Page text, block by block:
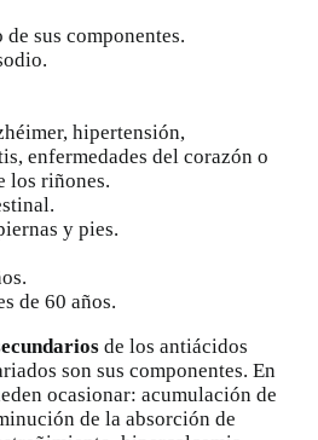
sus componentes.
hipertensión,
enfermedades del corazón o
los riñones.
y pies.
de 60 años.
de los antiácidos
son sus componentes. En
ocasionar: acumulación de
de la absorción de